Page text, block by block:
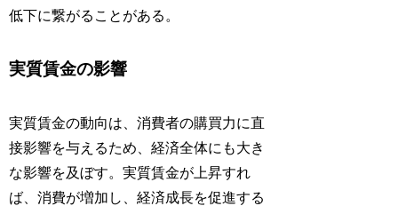
低下に繋がることがある。
実質賃金の影響
実質賃金の動向は、消費者の購買力に直
接影響を与えるため、経済全体にも大き
な影響を及ぼす。実質賃金が上昇すれ
ば、消費が増加し、経済成長を促進する